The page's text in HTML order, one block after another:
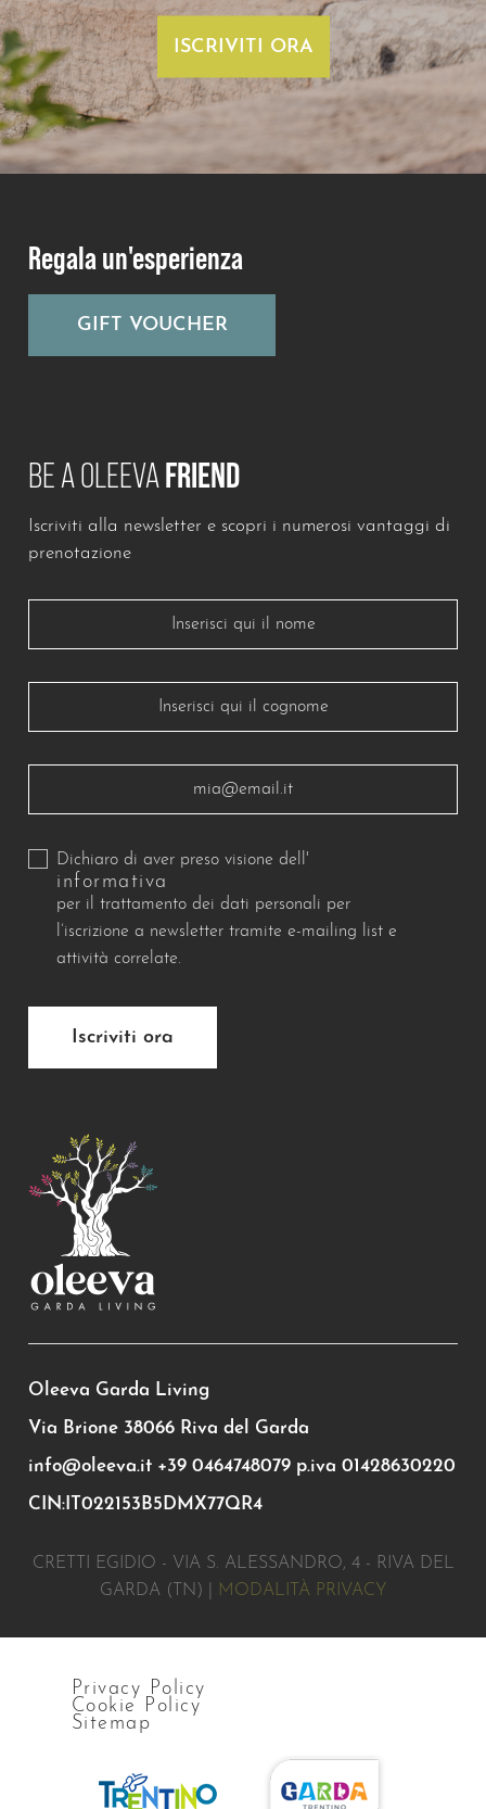
ISCRIVITI ORA
Oleeva Garda Living
Via Brione 38066 Riva del Garda
info@oleeva.it +39 0464748079 p.iva 01428630220
CIN:IT022153B5DMX77QR4
Regala un'esperienza
GIFT VOUCHER
BE A OLEEVAFRIEND
Iscriviti alla newsletter e scopri i numerosi vantaggi di
prenotazione
Lascia questo campo vuoto
Dichiaro di aver preso visione dell'
informativa
per il trattamento dei dati personali per
l’iscrizione a newsletter tramite e-mailing list e
attività correlate.
Iscriviti ora
CRETTI EGIDIO - VIA S. ALESSANDRO, 4 - RIVA DEL
GARDA (TN) |
MODALITÀ PRIVACY
Privacy Policy
Cookie Policy
Sitemap